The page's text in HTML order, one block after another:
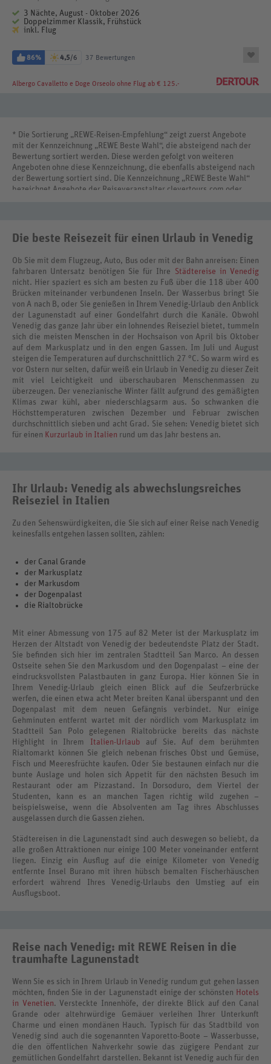
3 Nächte, August - Oktober 2026
Doppelzimmer Klassik, Frühstück
inkl. Flug
86% 4,5/6 37 Bewertungen
Albergo Cavalletto e Doge Orseolo ohne Flug ab € 125.-
* Die Sortierung „REWE-Reisen-Empfehlung“ zeigt zuerst Angebote
mit der Kennzeichnung „REWE Beste Wahl“, die absteigend nach der
Bewertung sortiert werden. Diese werden gefolgt von weiteren
Angeboten ohne diese Kennzeichnung, die ebenfalls absteigend nach
der Bewertung sortiert sind. Die Kennzeichnung „REWE Beste Wahl“
bezeichnet Angebote der Reiseveranstalter clevertours.com oder
Die beste Reisezeit für einen Urlaub in Venedig
Ob Sie mit dem Flugzeug, Auto, Bus oder mit der Bahn anreisen: Einen
fahrbaren Untersatz benötigen Sie für Ihre
Städtereise in Venedig
nicht. Hier spaziert es sich am besten zu Fuß über die 118 über 400
Brücken miteinander verbundenen Inseln. Der Wasserbus bringt Sie
von A nach B, oder Sie genießen in Ihrem Venedig-Urlaub den Anblick
der Lagunenstadt auf einer Gondelfahrt durch die Kanäle. Obwohl
Venedig das ganze Jahr über ein lohnendes Reiseziel bietet, tummeln
sich die meisten Menschen in der Hochsaison von April bis Oktober
auf dem Markusplatz und in den engen Gassen. Im Juli und August
steigen die Temperaturen auf durchschnittlich 27 °C. So warm wird es
vor Ostern nur selten, dafür weiß ein Urlaub in Venedig zu dieser Zeit
mit viel Leichtigkeit und überschaubaren Menschenmassen zu
überzeugen. Der venezianische Winter fällt aufgrund des gemäßigten
Klimas zwar kühl, aber niederschlagsarm aus. So schwanken die
Höchsttemperaturen zwischen Dezember und Februar zwischen
durchschnittlich sieben und acht Grad. Sie sehen: Venedig bietet sich
für einen Kurzurlaub in Italien rund um das Jahr bestens an.
Ihr Urlaub: Venedig als abwechslungsreiches
Reiseziel in Italien
Zu den Sehenswürdigkeiten, die Sie sich auf einer Reise nach Venedig
keinesfalls entgehen lassen sollten, zählen:
der Canal Grande
der Markusplatz
der Markusdom
der Dogenpalast
die Rialtobrücke
Mit einer Abmessung von 175 auf 82 Meter ist der Markusplatz im
Herzen der Altstadt von Venedig der bedeutendste Platz der Stadt.
Sie befinden sich hier im zentralen Stadtteil San Marco. An dessen
Ostseite sehen Sie den Markusdom und den Dogenpalast – eine der
eindrucksvollsten Palastbauten in ganz Europa. Hier können Sie in
Ihrem Venedig-Urlaub gleich einen Blick auf die Seufzerbrücke
werfen, die einen etwa acht Meter breiten Kanal überspannt und den
Dogenpalast mit dem neuen Gefängnis verbindet. Nur einige
Gehminuten entfernt wartet mit der nördlich vom Markusplatz im
Stadtteil San Polo gelegenen Rialtobrücke bereits das nächste
Highlight in Ihrem
Italien-Urlaub auf Sie. Auf dem berühmten
Rialtomarkt können Sie gleich nebenan frisches Obst und Gemüse,
Fisch und Meeresfrüchte kaufen. Oder Sie bestaunen einfach nur die
bunte Auslage und holen sich Appetit für den nächsten Besuch im
Restaurant oder am Pizzastand. In Dorsoduro, dem Viertel der
Studenten, kann es an manchen Tagen richtig wild zugehen –
beispielsweise, wenn die Absolventen am Tag ihres Abschlusses
ausgelassen durch die Gassen ziehen.
Städtereisen in die Lagunenstadt sind auch deswegen so beliebt, da
alle großen Attraktionen nur einige 100 Meter voneinander entfernt
liegen. Einzig ein Ausflug auf die einige Kilometer von Venedig
entfernte Insel Burano mit ihren hübsch bemalten Fischerhäuschen
erfordert während Ihres Venedig-Urlaubs den Umstieg auf ein
Ausflugsboot.
Reise nach Venedig: mit REWE Reisen in die
traumhafte Lagunenstadt
Wenn Sie es sich in Ihrem Urlaub in Venedig rundum gut gehen lassen
möchten, finden Sie in der Lagunenstadt einige der schönsten Hotels
in Venetien. Versteckte Innenhöfe, der direkte Blick auf den Canal
Grande oder altehrwürdige Gemäuer verleihen Ihrer Unterkunft
Charme und einen mondänen Hauch. Typisch für das Stadtbild von
Venedig sind auch die sogenannten Vaporetto-Boote – Wasserbusse,
die den öffentlichen Nahverkehr sowie das zügigere Pendant zur
gemütlichen Gondelfahrt darstellen. Bekannt ist Venedig auch für den